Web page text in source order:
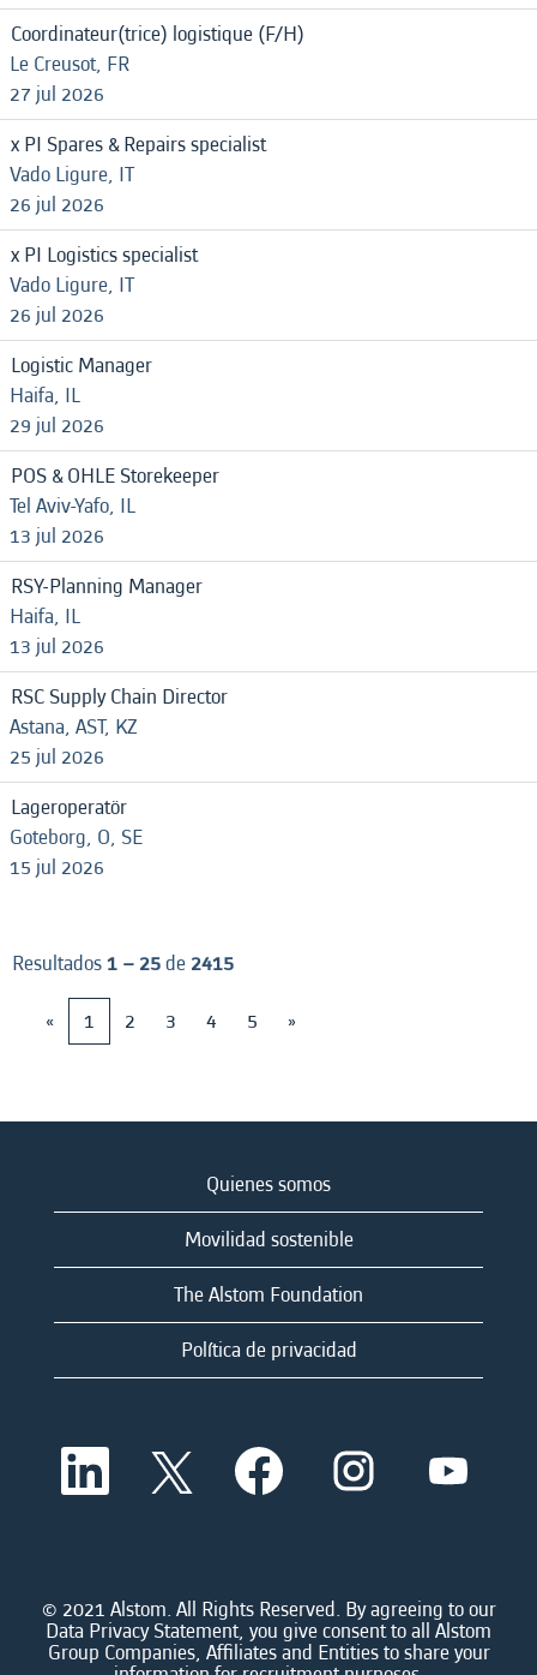
Coordinateur(trice) logistique (F/H)
Le Creusot, FR
27 jul 2026
x PI Spares & Repairs specialist
Vado Ligure, IT
26 jul 2026
x PI Logistics specialist
Vado Ligure, IT
26 jul 2026
Logistic Manager
Haifa, IL
29 jul 2026
POS & OHLE Storekeeper
Tel Aviv-Yafo, IL
13 jul 2026
RSY-Planning Manager
Haifa, IL
13 jul 2026
RSC Supply Chain Director
Astana, AST, KZ
25 jul 2026
Lageroperatör
Goteborg, O, SE
15 jul 2026
Resultados1 – 25de 2415
«
1 2 3 4 5 »
Quienes somos
Movilidad sostenible
The Alstom Foundation
Política de privacidad
S
a
n
u
n
a
S
e
a
n
u
n
S
e
a
n
u
n
a
n
u
n
a
n
u
n
a
© 2021 Alstom. All Rights Reserved. By agreeing to our
Data Privacy Statement, you give consent to all Alstom
Group Companies, Affiliates and Entities to share your